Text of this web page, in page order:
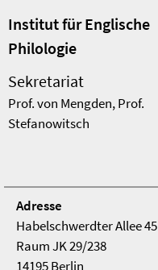
Institut für Englische
Philologie
Sekretariat
Prof. von Mengden, Prof.
Stefanowitsch
Adresse
Habelschwerdter Allee 45
Raum JK 29/238
14195 Berlin